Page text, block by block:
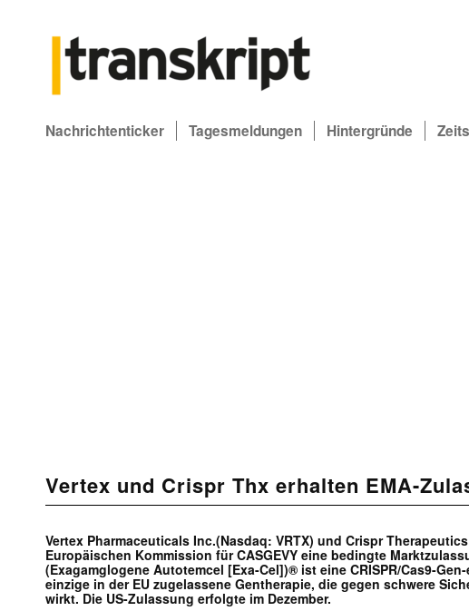
Nachrichtenticker Tagesmeldungen Hintergründe
Vertex und Crispr Thx erhalten EMA-
Vertex Pharmaceuticals Inc.(Nasdaq: VRTX) und Crispr
Europäischen Kommission für CASGEVY eine bedingte
(Exagamglogene Autotemcel [Exa-Cel])® ist eine CRISPR/Cas9-
einzige in der EU zugelassene Gentherapie, die gegen schwere
wirkt. Die US-Zulassung erfolgte im Dezember.